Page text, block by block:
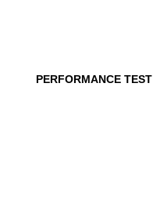
PERFORMANCE TEST